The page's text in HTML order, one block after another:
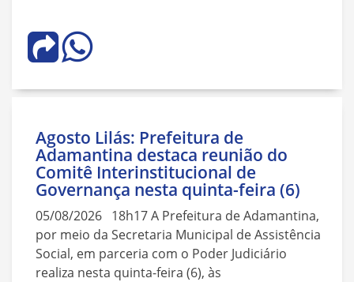
Agosto Lilás: Prefeitura de
Adamantina destaca reunião do
Comitê Interinstitucional de
Governança nesta quinta-feira (6)
05/08/2026 18h17 A Prefeitura de Adamantina,
por meio da Secretaria Municipal de Assistência
Social, em parceria com o Poder Judiciário
realiza nesta quinta-feira (6), às